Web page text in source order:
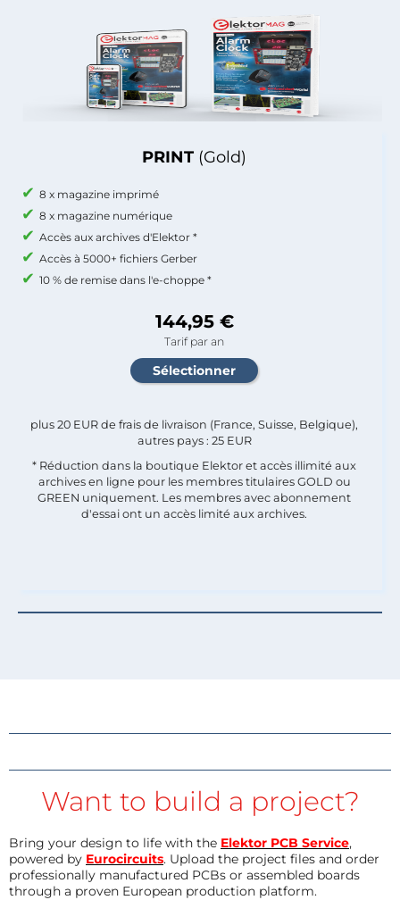
PRINT (Gold)
8 x magazine imprimé
8 x magazine numérique
Accès aux archives d'Elektor *
Accès à 5000+ fichiers Gerber
10 % de remise dans l'e-choppe *
144,95 €
Tarif par an
plus 20 EUR de frais de livraison (France, Suisse, Belgique),
autres pays : 25 EUR
* Réduction dans la boutique Elektor et accès illimité aux
archives en ligne pour les membres titulaires GOLD ou
GREEN uniquement. Les membres avec abonnement
d'essai ont un accès limité aux archives.
Want to build a project?
Bring your design to life with the Elektor PCB Service,
powered by Eurocircuits. Upload the project files and order
professionally manufactured PCBs or assembled boards
through a proven European production platform.